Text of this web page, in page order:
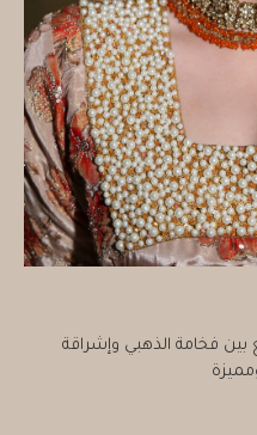
فخامة الذهبي وإشراقة